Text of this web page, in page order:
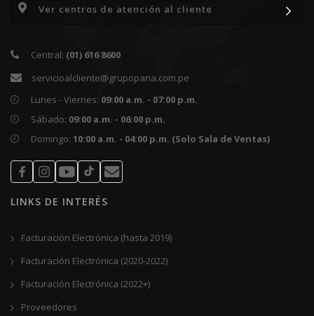
Ver centros de atención al cliente
Surco - Av. Alfredo Benavides 3872
Surquillo - Av. República de Panamá 4546
La Victoria - Av. Iquitos 217 (Tienda de repuestos)
Moquegua - Sector Samegua, Av. Andrés Avelino Cáceres
S/N
Central: (01) 616 8600
servicioalcliente@grupopana.com.pe
Lunes - Viernes: 09:00 a.m. - 07:00 p.m.
Sábado: 09:00 a.m. - 06:00 p.m.
Domingo: 10:00 a.m. - 04:00 p.m. (Solo Sala de Ventas)
LINKS DE INTERÉS
Facturación Electrónica (hasta 2019)
Facturación Electrónica (2020-2022)
Facturación Electrónica (2022+)
Proveedores